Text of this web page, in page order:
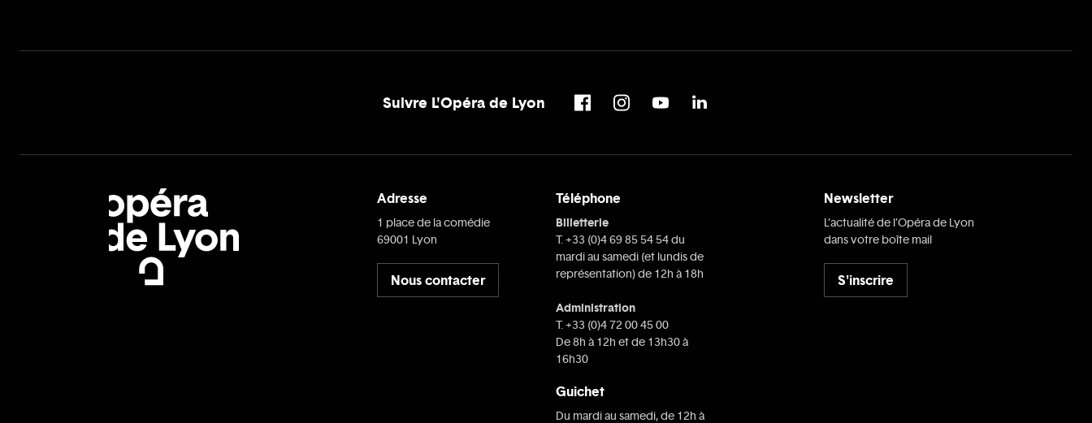
Suivre L'Opéra de Lyon
Adresse
1 place de la comédie
69001 Lyon
Nous contacter
Téléphone
Billetterie
T. +33 (0)4 69 85 54 54 du
mardi au samedi (et lundis de
représentation) de 12h à 18h
Administration
T. +33 (0)4 72 00 45 00
De 8h à 12h et de 13h30 à
16h30
Guichet
Du mardi au samedi, de 12h à
Newsletter
L’actualité de l’Opéra de Lyon
dans votre boîte mail
S'inscrire